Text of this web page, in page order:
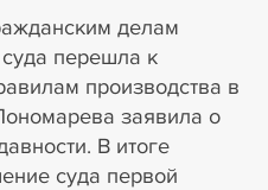
делам
перешла к
производства в
заявила о
В итоге
суда первой